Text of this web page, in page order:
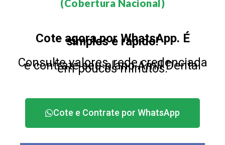
(Cobertura Nacional)​
Cote agora por WhatsApp. É
simples e rápido!
Consulte valores, rede credenciada
e contrate seu plano Amil Dental
em poucos minutos.
Cote e Contrate por WhatsApp